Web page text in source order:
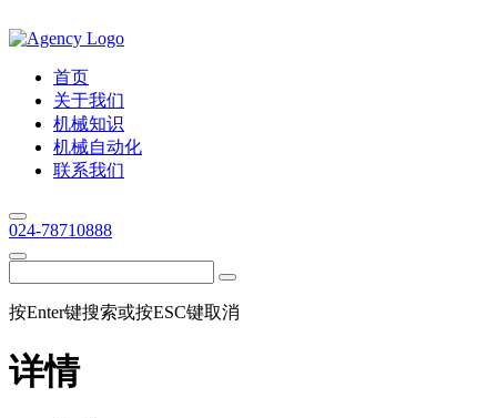
首页
关于我们
机械知识
机械自动化
联系我们
024-78710888
按Enter键搜索或按ESC键取消
详情